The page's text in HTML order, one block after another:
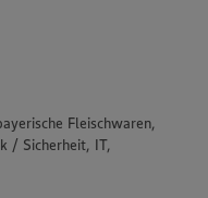
Fleischwaren,
/ Sicherheit, IT,